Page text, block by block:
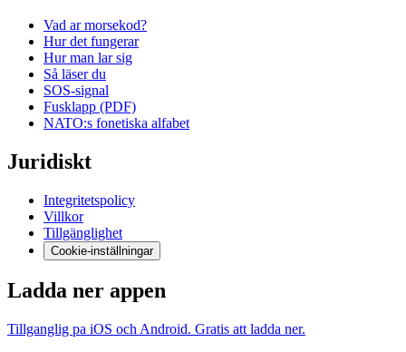
Vad ar morsekod?
Hur det fungerar
Hur man lar sig
Så läser du
SOS-signal
Fusklapp (PDF)
NATO:s fonetiska alfabet
Juridiskt
Integritetspolicy
Villkor
Tillgänglighet
Cookie-inställningar
Ladda ner appen
Tillganglig pa iOS och Android. Gratis att ladda ner.